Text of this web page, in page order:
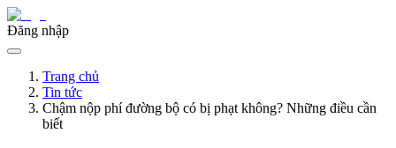
Đăng nhập
Trang chủ
Tin tức
Chậm nộp phí đường bộ có bị phạt không? Những điều cần
biết